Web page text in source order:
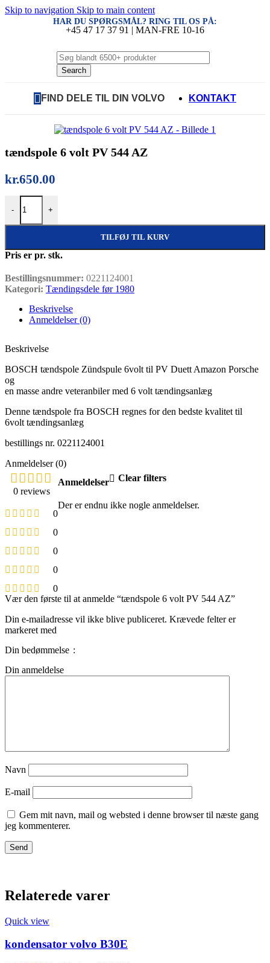
Skip to navigation Skip to main content
HAR DU SPØRGSMÅL? RING TIL OS PÅ:
+45 47 17 37 91 | MAN-FRE 10-16
Search
FIND DELE TIL DIN VOLVO KONTAKT
tændspole 6 volt PV 544 AZ
kr.650.00
-
tændspole 6 volt PV 544 AZ antal
+
TILFØJ TIL KURV
Pris er pr. stk.
Bestillingsnummer: 0221124001
Kategori: Tændingsdele før 1980
Beskrivelse
Anmeldelser (0)
Beskrivelse
BOSCH tændspole Zündspule 6volt til PV Duett Amazon Porsche
og
en masse andre veteranbiler med 6 volt tændingsanlæg
Denne tændspole fra BOSCH regnes for den bedste kvalitet til
6volt tændingsanlæg
bestillings nr. 0221124001
Anmeldelser (0)
0 reviews
0
0
0
0
0
Anmeldelser Clear filters
Der er endnu ikke nogle anmeldelser.
Vær den første til at anmelde “tændspole 6 volt PV 544 AZ”
Din e-mailadresse vil ikke blive publiceret. Krævede felter er
markeret med
Din bedømmelse
Din anmeldelse
Navn
E-mail
Gem mit navn, mail og websted i denne browser til næste gang
jeg kommenterer.
Relaterede varer
Quick view
kondensator volvo B30E